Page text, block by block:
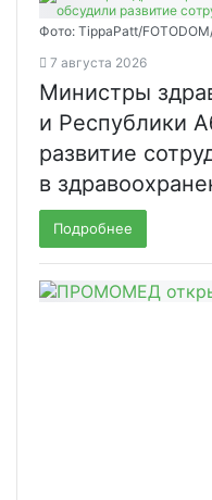
Фото: TippaPatt/
7 августа 2026
Министры
и Республики
развитие
в
Подробнее